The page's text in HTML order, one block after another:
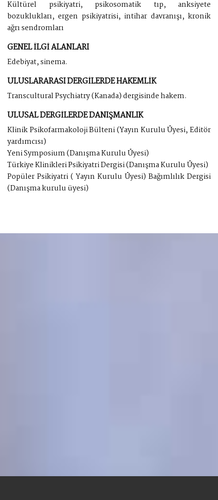
Kültürel psikiyatri, psikosomatik tıp, anksiyete
bozuklukları, ergen psikiyatrisi, intihar davranışı, kronik
ağrı sendromları
GENEL İLGİ ALANLARI
Edebiyat, sinema.
ULUSLARARASI DERGİLERDE HAKEMLİK
Transcultural Psychiatry (Kanada) dergisinde hakem.
ULUSAL DERGİLERDE DANIŞMANLIK
Klinik Psikofarmakoloji Bülteni (Yayın Kurulu Üyesi, Editör
yardımcısı)
Yeni Symposium (Danışma Kurulu Üyesi)
Türkiye Klinikleri Psikiyatri Dergisi (Danışma Kurulu Üyesi)
Popüler Psikiyatri ( Yayın Kurulu Üyesi) Bağımlılık Dergisi
(Danışma kurulu üyesi)